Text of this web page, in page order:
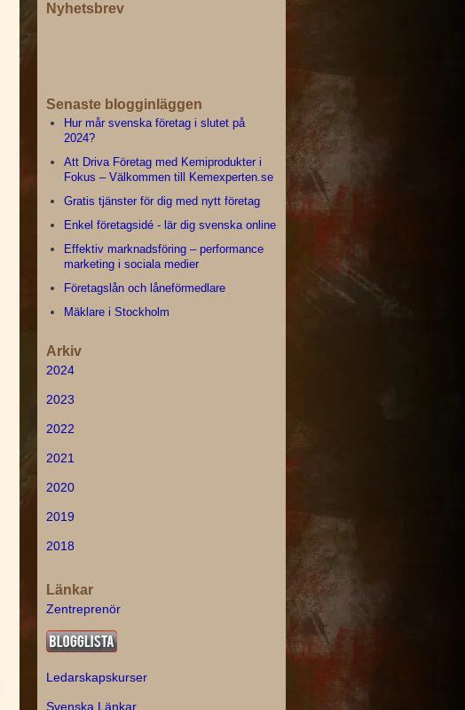
Nyhetsbrev
Senaste blogginläggen
Hur mår svenska företag i slutet på
2024?
Att Driva Företag med Kemiprodukter i
Fokus – Välkommen till Kemexperten.se
Gratis tjänster för dig med nytt företag
Enkel företagsidé - lär dig svenska online
Effektiv marknadsföring – performance
marketing i sociala medier
Företagslån och låneförmedlare
Mäklare i Stockholm
Arkiv
2024
2023
2022
2021
2020
2019
2018
Länkar
Zentreprenör
Ledarskapskurser
Svenska Länkar